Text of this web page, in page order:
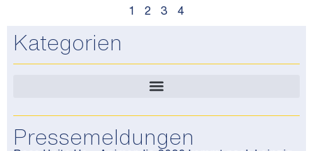
1 2 3 4
Kategorien
Pressemeldungen